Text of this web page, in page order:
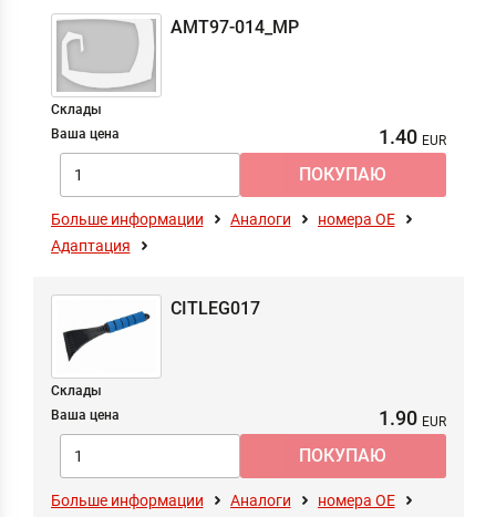
AMT97-014_MP
Склады
Ваша цена
1.40
Больше информации Аналоги
номера ОЕ
Адаптация
CITLEG017
Склады
Ваша цена
1.90
Больше информации Аналоги
номера ОЕ